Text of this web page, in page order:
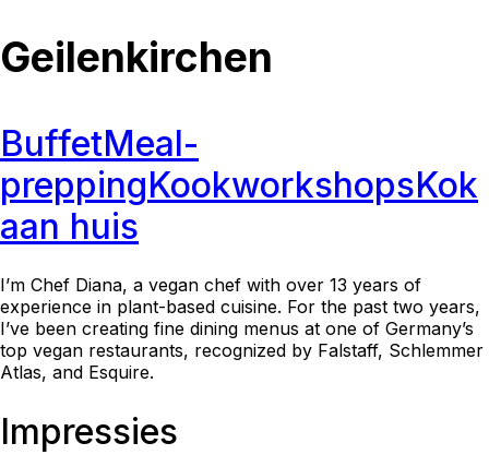
Geilenkirchen
BuffetMeal-
preppingKookworkshopsKok
aan huis
I’m Chef Diana, a vegan chef with over 13 years of
experience in plant-based cuisine. For the past two years,
I’ve been creating fine dining menus at one of Germany’s
top vegan restaurants, recognized by Falstaff, Schlemmer
Atlas, and Esquire.
Impressies